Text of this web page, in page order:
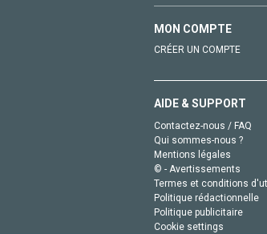
MON COMPTE
CRÉER UN COMPTE
AIDE & SUPPORT
Contactez-nous / FAQ
Qui sommes-nous ?
Mentions légales
© - Avertissements
Termes et conditions
Politique rédactionnelle
Politique publicitaire
Cookie settings